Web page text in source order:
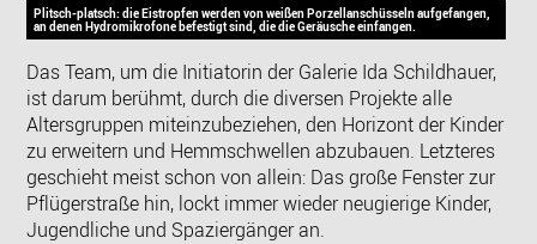
Plitsch-platsch: die Eistropfen werden von weißen Porzellanschüsseln aufgefangen,
an denen Hydromikrofone befestigt sind, die die Geräusche einfangen.
Das Team, um die Initiatorin der Galerie Ida Schildhauer,
ist darum berühmt, durch die diversen Projekte alle
Altersgruppen miteinzubeziehen, den Horizont der Kinder
zu erweitern und Hemmschwellen abzubauen. Letzteres
geschieht meist schon von allein: Das große Fenster zur
Pflügerstraße hin, lockt immer wieder neugierige Kinder,
Jugendliche und Spaziergänger an.